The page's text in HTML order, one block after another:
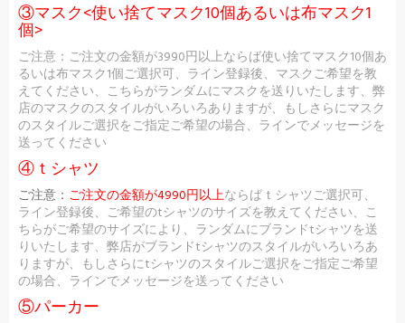
③マスク<使い捨てマスク10個あるいは布マスク1
個>
ご注意：ご注文の金額が3990円以上ならば使い捨てマスク10個あ
るいは布マスク1個ご選択可、ライン登録後、マスクご希望を教
えてください、こちらがランダムにマスクを送りいたします、弊
店のマスクのスタイルがいろいろありますが、もしさらにマスク
のスタイルご選択をご指定ご希望の場合、ラインでメッセージを
送ってください
④ｔシャツ
ご注意： ご注文の金額が4990円以上ならばｔシャツご選択可、
ライン登録後、ご希望のtシャツのサイズを教えてください、こ
ちらがご希望のサイズにより、ランダムにブランドtシャツを送
りいたします、弊店がブランドtシャツのスタイルがいろいろあ
りますが、もしさらにtシャツのスタイルご選択をご指定ご希望
の場合、ラインでメッセージを送ってください
⑤パーカー